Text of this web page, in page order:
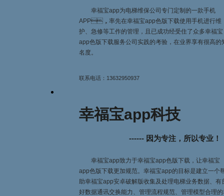
幸福宝app为电梯维保公司专门定制的一款手机
APP，率先在幸福宝app色版下载使用手机进行维
护、急修等工作的管理，且已成功经受住了众多幸福宝
app色版下载服务公司实践的考验，在业界享有很高的
名度。
联系电话： 13632950937
幸福宝app科技
------ 因为专注，所以专业！
幸福宝app致力于幸福宝app色版下载，让幸福宝
app色版下载更加规范。幸福宝app的目标是建立一个
助幸福宝app安卓破解版收集及处理电梯业务数据、有
好数据通讯交换能力、管理流程规范、管理模型合理